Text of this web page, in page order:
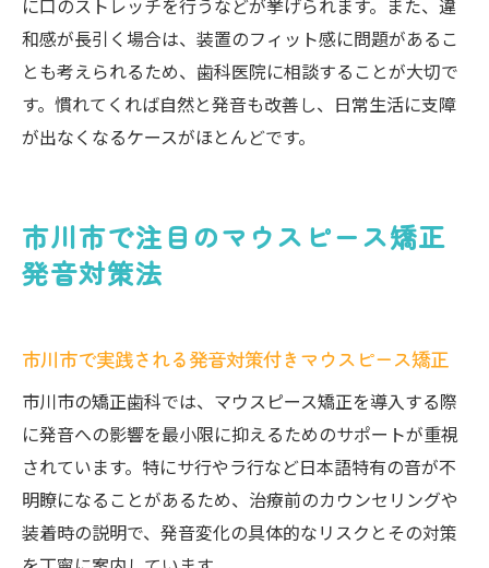
に口のストレッチを行うなどが挙げられます。また、違
和感が長引く場合は、装置のフィット感に問題があるこ
とも考えられるため、歯科医院に相談することが大切で
す。慣れてくれば自然と発音も改善し、日常生活に支障
が出なくなるケースがほとんどです。
市川市で注目のマウスピース矯正
発音対策法
市川市で実践される発音対策付きマウスピース矯正
市川市の矯正歯科では、マウスピース矯正を導入する際
に発音への影響を最小限に抑えるためのサポートが重視
されています。特にサ行やラ行など日本語特有の音が不
明瞭になることがあるため、治療前のカウンセリングや
装着時の説明で、発音変化の具体的なリスクとその対策